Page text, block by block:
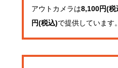
アウトカメラは8,100円(税
円(税込)で提供しています。